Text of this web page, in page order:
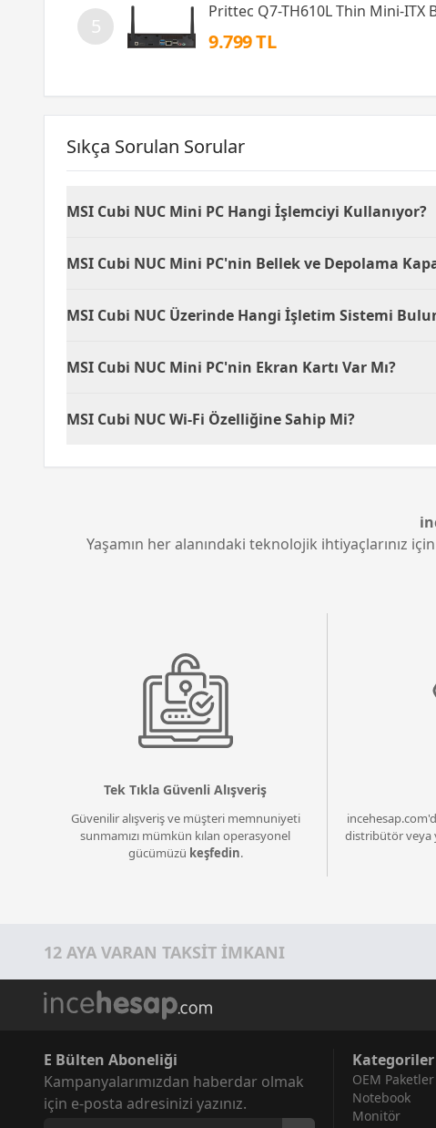
5
Prittec Q7-TH610L Thin Mini-ITX
9.799 TL
Sıkça Sorulan Sorular
MSI Cubi NUC Mini PC Hangi İşlemciyi Kullanıyor?
MSI Cubi NUC Mini PC'nin Bellek ve Depolama
MSI Cubi NUC Üzerinde Hangi İşletim Sistemi
da esneklik sağlar.
MSI Cubi NUC Mini PC'nin Ekran Kartı Var Mı?
MSI Cubi NUC Wi-Fi Özelliğine Sahip Mi?
Yaşamın her alanındaki teknolojik ihtiyaçlarınız
Tek Tıkla Güvenli Alışveriş
Güvenilir alışveriş ve müşteri memnuniyeti
sunmamızı mümkün kılan operasyonel
gücümüzü keşfedin.
distribütör veya
12 AYA VARAN TAKSİT İMKANI
E Bülten Aboneliği
Kampanyalarımızdan haberdar olmak
için e-posta adresinizi yazınız.
Kategoriler
OEM Paketler
Notebook
Monitör